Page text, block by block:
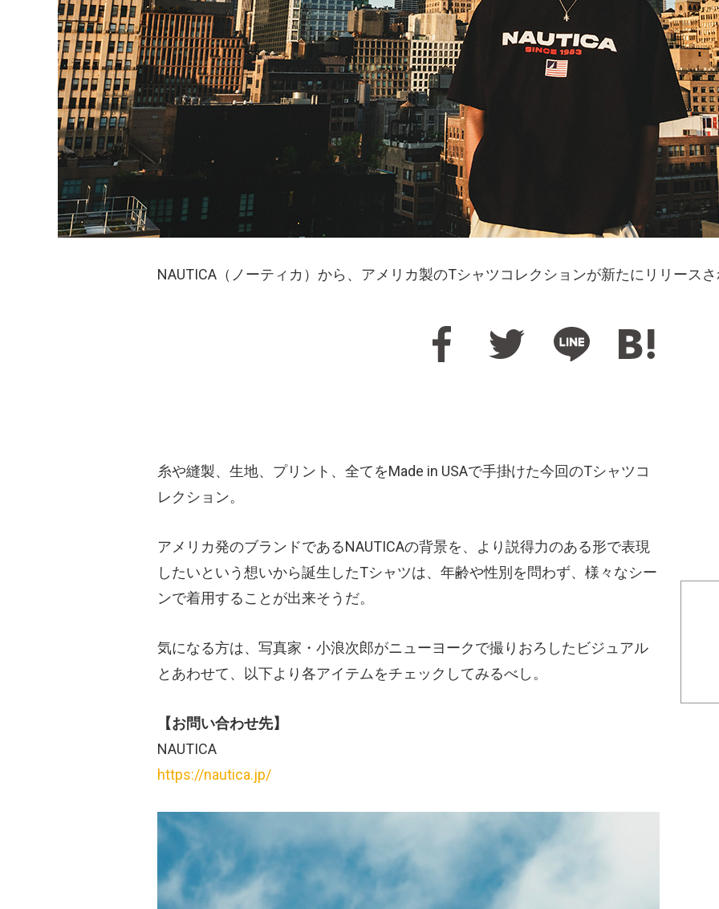
NAUTICA（ノーティカ）から、アメリカ製のTシャツコレクションが新たにリリース
糸や縫製、生地、プリント、全てをMade in USAで手掛けた今回のTシャツコ
レクション。
アメリカ発のブランドであるNAUTICAの背景を、より説得力のある形で表現
したいという想いから誕生したTシャツは、年齢や性別を問わず、様々なシー
ンで着用することが出来そうだ。
気になる方は、写真家・小浪次郎がニューヨークで撮りおろしたビジュアル
とあわせて、以下より各アイテムをチェックしてみるべし。
【お問い合わせ先】
NAUTICA
https://nautica.jp/